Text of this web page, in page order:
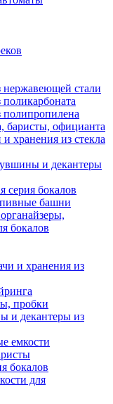
нержавеющей стали
поликарбоната
полипропилена
баристы, официанта
хранения из стекла
и декантеры
серия бокалов
башни
бокалов
и хранения из
пробки
и декантеры из
емкости
бокалов
для